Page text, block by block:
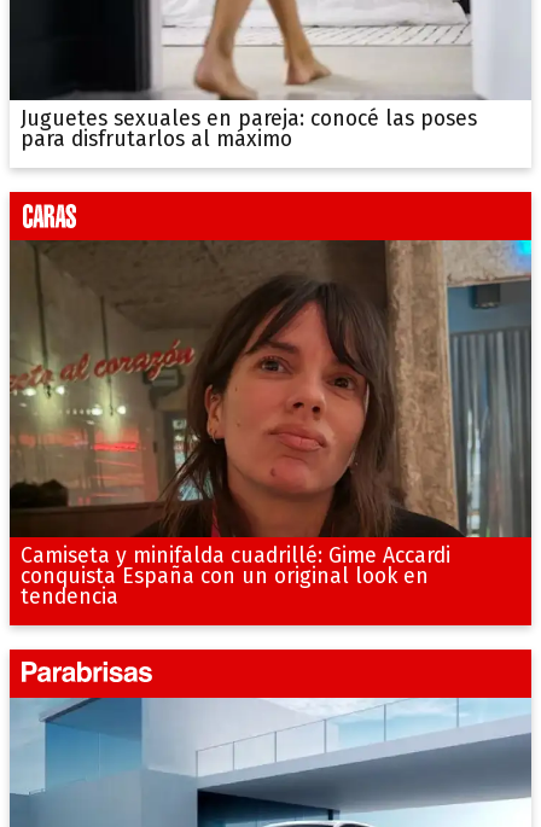
Juguetes sexuales en pareja: conocé las poses
para disfrutarlos al máximo
Camiseta y minifalda cuadrillé: Gime Accardi
conquista España con un original look en
tendencia